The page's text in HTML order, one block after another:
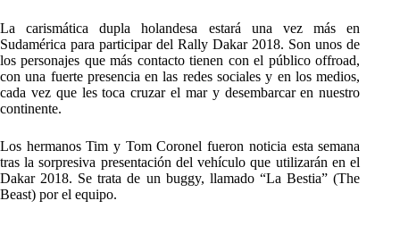
La carismática dupla holandesa estará una vez más en
Sudamérica para participar del Rally Dakar 2018. Son unos de
los personajes que más contacto tienen con el público offroad,
con una fuerte presencia en las redes sociales y en los medios,
cada vez que les toca cruzar el mar y desembarcar en nuestro
continente.
Los hermanos Tim y Tom Coronel fueron noticia esta semana
tras la sorpresiva presentación del vehículo que utilizarán en el
Dakar 2018. Se trata de un buggy, llamado “La Bestia” (The
Beast) por el equipo.